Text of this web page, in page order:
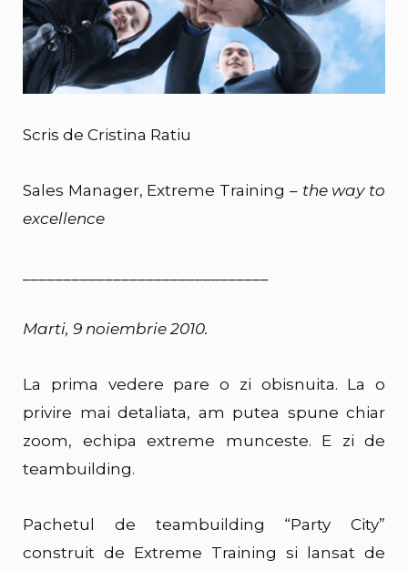
Scris de Cristina Ratiu
Sales Manager, Extreme Training – the way to
excellence
Marti, 9 noiembrie 2010.
La prima vedere pare o zi obisnuita. La o
privire mai detaliata, am putea spune chiar
zoom, echipa extreme munceste. E zi de
teambuilding.
Pachetul de teambuilding “Party City”
construit de Extreme Training si lansat de